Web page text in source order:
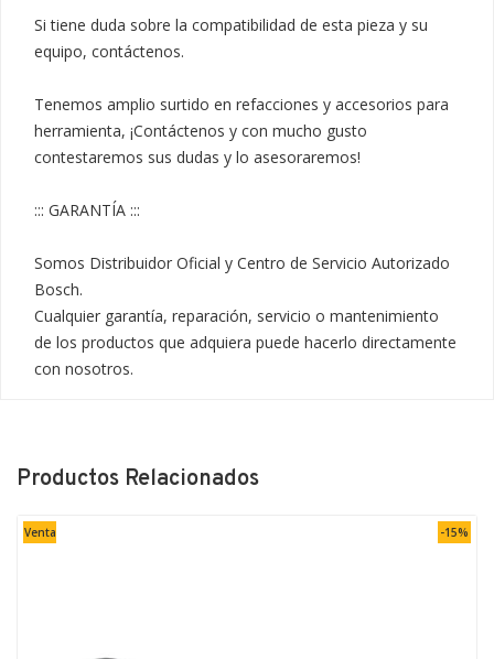
Si tiene duda sobre la compatibilidad de esta pieza y su
equipo, contáctenos.
Tenemos amplio surtido en refacciones y accesorios para
herramienta, ¡Contáctenos y con mucho gusto
contestaremos sus dudas y lo asesoraremos!
::: GARANTÍA :::
Somos Distribuidor Oficial y Centro de Servicio Autorizado
Bosch.
Cualquier garantía, reparación, servicio o mantenimiento
de los productos que adquiera puede hacerlo directamente
con nosotros.
Productos Relacionados
Venta -15%